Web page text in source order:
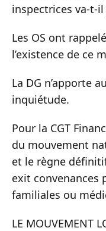
inspectrices va-t-
Les OS ont
l’existence de ce
La DG n’apporte
inquiétude.
Pour la CGT
du mouvement
et le règne
exit convenances
familiales ou
LE MOUVEMENT